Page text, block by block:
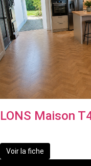
LONS Maison
Voir la fiche